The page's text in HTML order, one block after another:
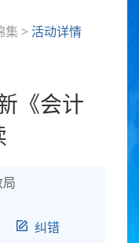
集 > 活动详情
《会计
纠错